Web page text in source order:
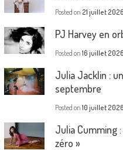
Posted on 21 juillet 2026
PJ Harvey en
Posted on 16 juillet 2026
Julia Jacklin :
septembre
Posted on 10 juillet 2026
Julia Cumming
zéro »